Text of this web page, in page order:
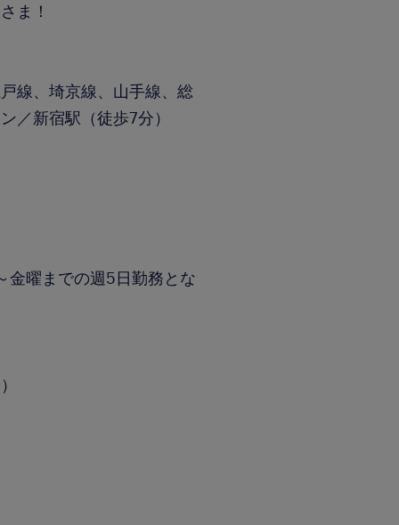
ま！
線、埼京線、山手線、総
／新宿駅（徒歩7分）
曜までの週5日勤務とな